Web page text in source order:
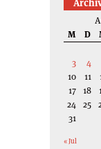
M
D
3
4
10
11
17 18
24 25
31
« Jul